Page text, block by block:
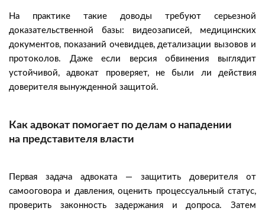
На практике такие доводы требуют серьезной
доказательственной базы: видеозаписей, медицинских
документов, показаний очевидцев, детализации вызовов и
протоколов. Даже если версия обвинения выглядит
устойчивой, адвокат проверяет, не были ли действия
доверителя вынужденной защитой.
Как адвокат помогает по делам о нападении
на представителя власти
Первая задача адвоката — защитить доверителя от
самооговора и давления, оценить процессуальный статус,
проверить законность задержания и допроса. Затем